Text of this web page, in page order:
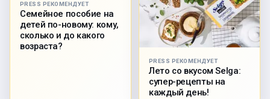
PRESS РЕКОМЕНДУЕТ
Семейное пособие на
детей по-новому: кому,
сколько и до какого
возраста?
PRESS РЕКОМЕНДУЕТ
Лето со вкусом Selga:
супер-рецепты на
каждый день!